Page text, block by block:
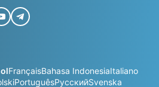
FrançaisBahasa IndonesiaItaliano
PortuguêsРусскийSvenska